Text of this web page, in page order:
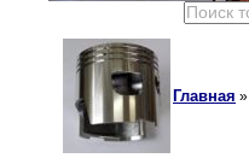
Главная »